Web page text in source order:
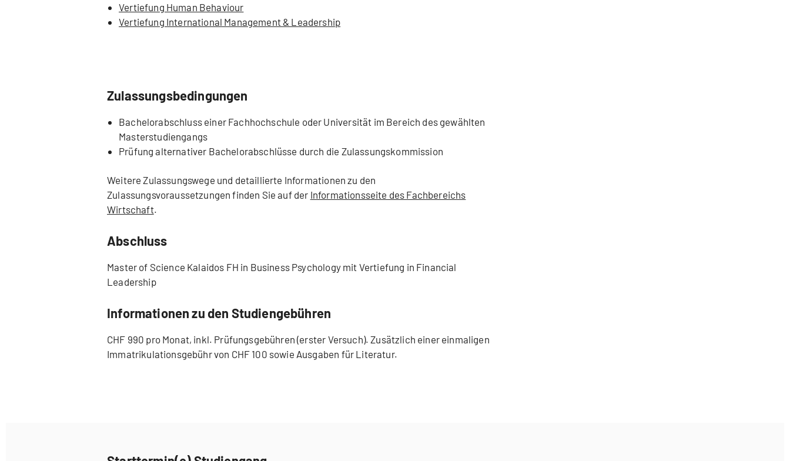
Vertiefung Human Behaviour
Vertiefung International Management & Leadership
Zulassungsbedingungen
Bachelorabschluss einer Fachhochschule oder Universität im Bereich des gewählten
Masterstudiengangs
Prüfung alternativer Bachelorabschlüsse durch die Zulassungskommission
Weitere Zulassungswege und detaillierte Informationen zu den
Zulassungsvoraussetzungen finden Sie auf der Informationsseite des Fachbereichs
Wirtschaft.
Abschluss
Master of Science Kalaidos FH in Business Psychology mit Vertiefung in Financial
Leadership
Informationen zu den Studiengebühren
CHF 990 pro Monat, inkl. Prüfungsgebühren (erster Versuch). Zusätzlich einer einmaligen
Immatrikulationsgebühr von CHF 100 sowie Ausgaben für Literatur.